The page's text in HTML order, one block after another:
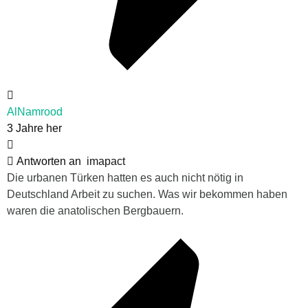
AlNamrood
3 Jahre her
Antworten an imapact
Die urbanen Türken hatten es auch nicht nötig in
Deutschland Arbeit zu suchen. Was wir bekommen haben
waren die anatolischen Bergbauern.